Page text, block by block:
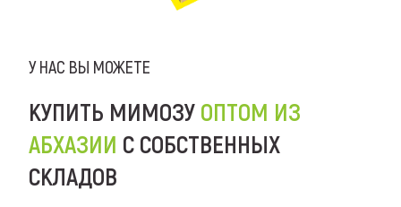
У НАС ВЫ МОЖЕТЕ
КУПИТЬ МИМОЗУ ОПТОМ ИЗ
АБХАЗИИ С СОБСТВЕННЫХ
СКЛАДОВ